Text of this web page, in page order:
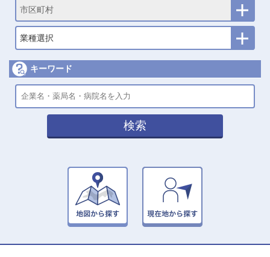
市区町村
業種選択
キーワード
検索